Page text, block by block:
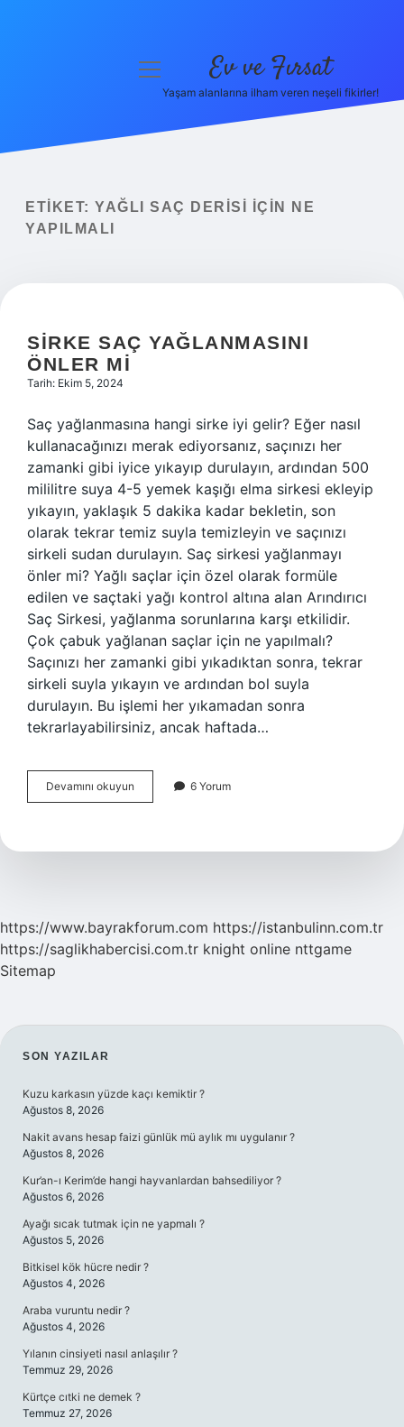
Yasal Uyarı
menüyü
Ev ve Fırsat
Yaşam alanlarına ilham veren neşeli fikirler!
ETIKET: YAĞLI SAÇ DERISI IÇIN NE
YAPILMALI
SIRKE SAÇ YAĞLANMASINI
ÖNLER MI
Tarih: Ekim 5, 2024
Saç yağlanmasına hangi sirke iyi gelir? Eğer nasıl
kullanacağınızı merak ediyorsanız, saçınızı her
zamanki gibi iyice yıkayıp durulayın, ardından 500
mililitre suya 4-5 yemek kaşığı elma sirkesi ekleyip
yıkayın, yaklaşık 5 dakika kadar bekletin, son
olarak tekrar temiz suyla temizleyin ve saçınızı
sirkeli sudan durulayın. Saç sirkesi yağlanmayı
önler mi? Yağlı saçlar için özel olarak formüle
edilen ve saçtaki yağı kontrol altına alan Arındırıcı
Saç Sirkesi, yağlanma sorunlarına karşı etkilidir.
Çok çabuk yağlanan saçlar için ne yapılmalı?
Saçınızı her zamanki gibi yıkadıktan sonra, tekrar
sirkeli suyla yıkayın ve ardından bol suyla
durulayın. Bu işlemi her yıkamadan sonra
tekrarlayabilirsiniz, ancak haftada…
Devamını okuyun
Saç
Mi
6 Yorum
https://www.bayrakforum.com https://istanbulinn.com.tr
https://saglikhabercisi.com.tr knight online nttgame
Sitemap
SIDEBAR
SON YAZILAR
Kuzu karkasın yüzde kaçı kemiktir ?
Ağustos 8, 2026
Nakit avans hesap faizi günlük mü aylık mı uygulanır ?
Ağustos 8, 2026
Kur’an-ı Kerim’de hangi hayvanlardan bahsediliyor ?
Ağustos 6, 2026
Ayağı sıcak tutmak için ne yapmalı ?
Ağustos 5, 2026
Bitkisel kök hücre nedir ?
Ağustos 4, 2026
Araba vuruntu nedir ?
Ağustos 4, 2026
Yılanın cinsiyeti nasıl anlaşılır ?
Temmuz 29, 2026
Kürtçe cıtki ne demek ?
Temmuz 27, 2026